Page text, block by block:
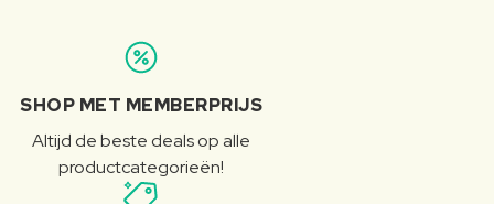
SHOP MET MEMBERPRIJS
Altijd de beste deals op alle
productcategorieën!